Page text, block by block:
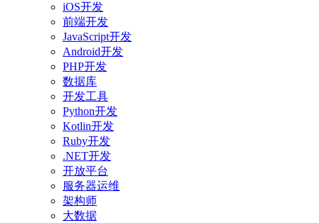
iOS开发
前端开发
JavaScript开发
Android开发
PHP开发
数据库
开发工具
Python开发
Kotlin开发
Ruby开发
.NET开发
开放平台
服务器运维
架构师
大数据